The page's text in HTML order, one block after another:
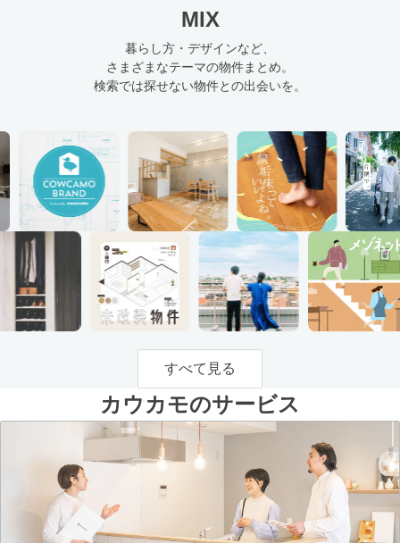
MIX
暮らし方・デザインなど、
さまざまなテーマの物件まとめ。
検索では探せない物件との出会いを。
すべて見る
カウカモのサービス